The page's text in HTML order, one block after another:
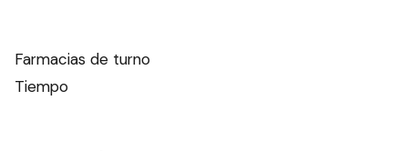
Farmacias de turno
Tiempo